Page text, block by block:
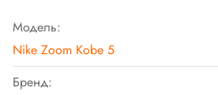
Модель:
Nike Zoom Kobe 5
Бренд: